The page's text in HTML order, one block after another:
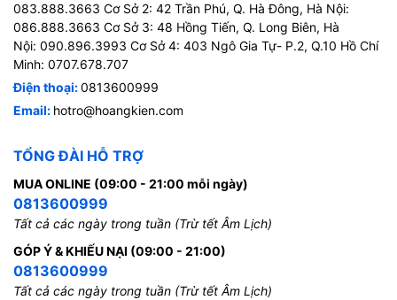
083.888.3663 Cơ Sở 2: 42 Trần Phú, Q. Hà Đông, Hà Nội:
086.888.3663 Cơ Sở 3: 48 Hồng Tiến, Q. Long Biên, Hà
Nội: 090.896.3993 Cơ Sở 4: 403 Ngô Gia Tự- P.2, Q.10 Hồ Chí
Minh: 0707.678.707
Điện thoại:0813600999
Email: hotro@hoangkien.com
TỔNG ĐÀI HỖ TRỢ
MUA ONLINE (09:00 - 21:00 mỗi ngày)
0813600999
Tất cả các ngày trong tuần (Trừ tết Âm Lịch)
GÓP Ý & KHIẾU NẠI (09:00 - 21:00)
0813600999
Tất cả các ngày trong tuần (Trừ tết Âm Lịch)